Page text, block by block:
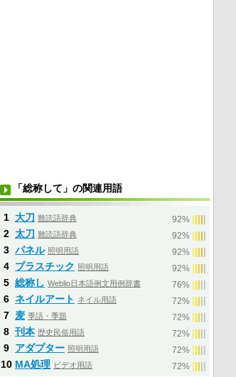
「総称して」の関連用語
1 大刀 難読語辞典 92%
2 太刀 難読語辞典 92%
3 パネル 照明用語 92%
4 プラスチック 照明用語 92%
5 総称し Weblio日本語例文用例辞書 76%
6 ネイルアート ネイル用語 72%
7 麦 季語・季題 72%
8 刊本 歴史民俗用語 72%
9 アダプター 照明用語 72%
10 MA処理 ビデオ用語 72%